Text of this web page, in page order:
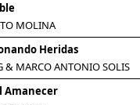
MOLINA
Heridas
& MARCO ANTONIO SOLIS
Amanecer